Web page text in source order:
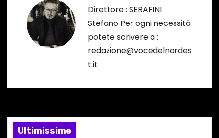
e
Direttore : SERAFINI
Stefano Per ogni necessità
potete scrivere a :
redazione@vocedelnordes
t.it
Ultimissime